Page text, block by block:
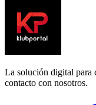
La solución digital para
contacto con nosotros.